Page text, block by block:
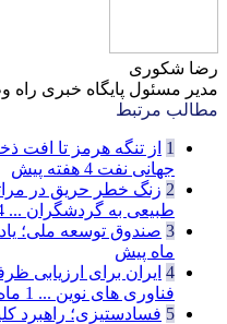
رضا شکوری
مدیر مسئول پایگاه خبری راه
مطالب مرتبط
1 از تنگه هرمز تا افت
جهانی نفت 4 هفته پیش
2 زنگ خطر حریق در
طبیعی به گردشگران ... 4
3 صندوق توسعه ملی؛
ماه پیش
4 ایران برای ارزیابی
فناوری های نوین ... 1 ماه پیش
5 فسادستیزی؛ راهبرد